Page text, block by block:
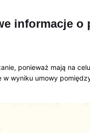
informacje o
ponieważ mają na
w wyniku umowy